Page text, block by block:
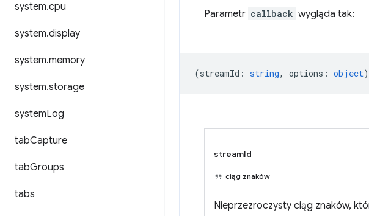
system.cpu
system.display
system.memory
system.storage
systemLog
tabCapture
tabGroups
tabs
Parametr callback wygląda tak:
(streamId : string, options : object
streamId
ciąg znaków
Nieprzezroczysty ciąg znaków,